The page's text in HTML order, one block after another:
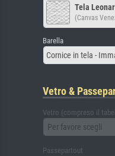
Tela
(Canvas
Barella
Cornice in tela -
Vetro &
Vetro (compreso il
Per favore scegli
Passepartout